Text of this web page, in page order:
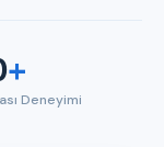
+
Deneyimi